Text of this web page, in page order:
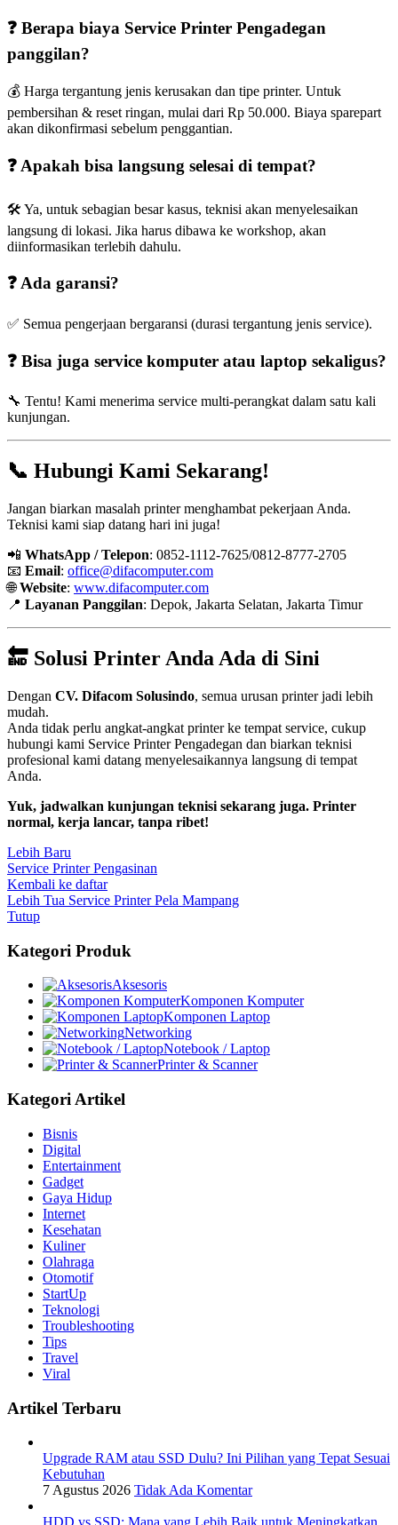
❓ Berapa biaya Service Printer Pengadegan
panggilan?
💰 Harga tergantung jenis kerusakan dan tipe printer. Untuk
pembersihan & reset ringan, mulai dari Rp 50.000. Biaya sparepart
akan dikonfirmasi sebelum penggantian.
❓ Apakah bisa langsung selesai di tempat?
🛠️ Ya, untuk sebagian besar kasus, teknisi akan menyelesaikan
langsung di lokasi. Jika harus dibawa ke workshop, akan
diinformasikan terlebih dahulu.
❓ Ada garansi?
✅ Semua pengerjaan bergaransi (durasi tergantung jenis service).
❓ Bisa juga service komputer atau laptop sekaligus?
🔧 Tentu! Kami menerima service multi-perangkat dalam satu kali
kunjungan.
📞 Hubungi Kami Sekarang!
Jangan biarkan masalah printer menghambat pekerjaan Anda.
Teknisi kami siap datang hari ini juga!
📲 WhatsApp / Telepon: 0852-1112-7625/0812-8777-2705
📧 Email: office@difacomputer.com
🌐Website: www.difacomputer.com
📍 Layanan Panggilan: Depok, Jakarta Selatan, Jakarta Timur
🔚 Solusi Printer Anda Ada di Sini
Dengan CV. Difacom Solusindo, semua urusan printer jadi lebih
mudah.
Anda tidak perlu angkat-angkat printer ke tempat service, cukup
hubungi kami Service Printer Pengadegan dan biarkan teknisi
profesional kami datang menyelesaikannya langsung di tempat
Anda.
Yuk, jadwalkan kunjungan teknisi sekarang juga. Printer
normal, kerja lancar, tanpa ribet!
Lebih Baru
Service Printer Pengasinan
Kembali ke daftar
Lebih Tua Service Printer Pela Mampang
Tutup
Kategori Produk
Aksesoris
Komponen Komputer
Komponen Laptop
Networking
Notebook / Laptop
Printer & Scanner
Kategori Artikel
Bisnis
Digital
Entertainment
Gadget
Gaya Hidup
Internet
Kesehatan
Kuliner
Olahraga
Otomotif
StartUp
Teknologi
Troubleshooting
Tips
Travel
Viral
Artikel Terbaru
Upgrade RAM atau SSD Dulu? Ini Pilihan yang Tepat Sesuai
Kebutuhan
7 Agustus 2026 Tidak Ada Komentar